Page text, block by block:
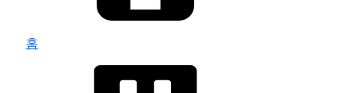
홈